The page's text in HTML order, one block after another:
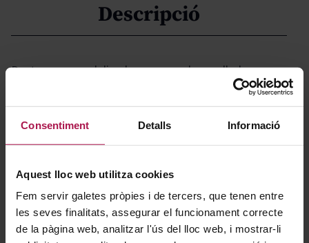
Consentiment Detalls Informació
Aquest lloc web utilitza cookies
Fem servir galetes pròpies i de tercers, que tenen entre
les seves finalitats, assegurar el funcionament correcte
de la pàgina web, analitzar l'ús del lloc web, i mostrar-li
Descripció
Destaca por su delicado coupage de parellada y
garnacha, ofreciendo un perfil sutil y afrutado.
Elaborado bajo criterios veganos, este blanco accesible
y atractivo refleja la esencia más luminosa del
Mediterráneo, invitando a disfrutar de su frescura y
autenticidad en cada copa.
Gastronomía